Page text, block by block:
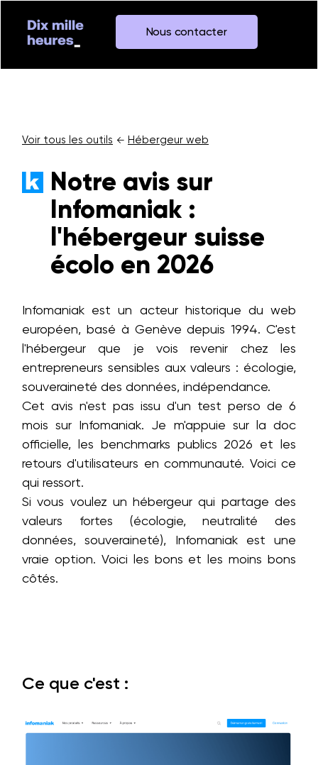
Nous contacter
Voir tous les outils ← Hébergeur web
Notre avis sur
Infomaniak :
l'hébergeur suisse
écolo en 2026
Infomaniak est un acteur historique du web
européen, basé à Genève depuis 1994. C'est
l'hébergeur que je vois revenir chez les
entrepreneurs sensibles aux valeurs : écologie,
souveraineté des données, indépendance.
Cet avis n'est pas issu d'un test perso de 6
mois sur Infomaniak. Je m'appuie sur la doc
officielle, les benchmarks publics 2026 et les
retours d'utilisateurs en communauté. Voici ce
qui ressort.
Si vous voulez un hébergeur qui partage des
valeurs fortes (écologie, neutralité des
données, souveraineté), Infomaniak est une
vraie option. Voici les bons et les moins bons
côtés.
Ce que c'est :